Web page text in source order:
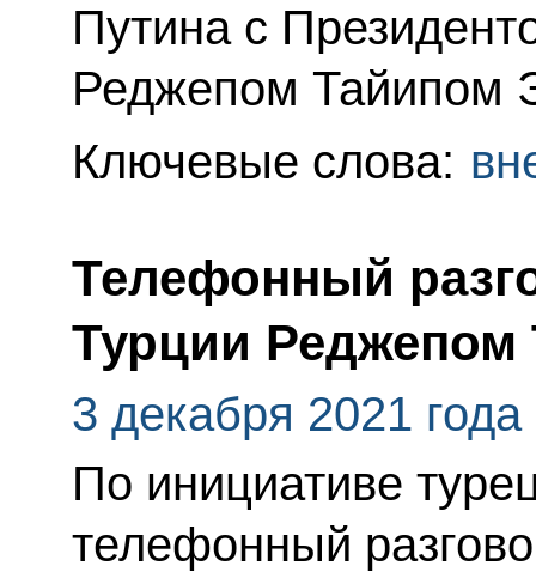
Путина с
Реджепом Тайипом
Ключевые слова:
Телефонный
Турции
3 декабря 2021 года
По инициативе
телефонный